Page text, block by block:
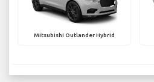
Mitsubishi Outlander Hybrid